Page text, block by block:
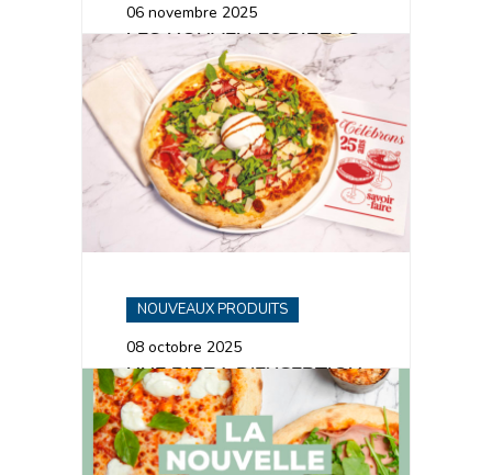
06 novembre 2025
LES NOUVELLES PIZZAS
DE LA SAISON
HIVERNALE
NOUVEAUX PRODUITS
08 octobre 2025
UNE PIZZA D’EXCEPTION
POUR NOS 25 ANS !